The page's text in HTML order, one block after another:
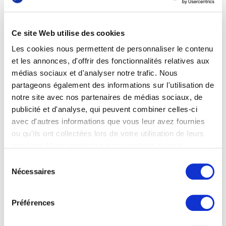
Ce site Web utilise des cookies
Les cookies nous permettent de personnaliser le contenu
et les annonces, d'offrir des fonctionnalités relatives aux
médias sociaux et d'analyser notre trafic. Nous
partageons également des informations sur l'utilisation de
notre site avec nos partenaires de médias sociaux, de
publicité et d'analyse, qui peuvent combiner celles-ci
avec d'autres informations que vous leur avez fournies
ou qu'ils ont collectées lors de votre utilisation de leurs
Nécessaires
Préférences
cible, etc. Le SEO est certes indispensable pour
permet d’accélérer grandement le processus. Il
ne faut pas voir le SEA comme une dépense,
mais comme un véritable investissement. Il
vous permet d’avoir une visibilité rapide, là où
le référencement naturel peut prendre plus de
temps à faire effet.
les leviers SEO et SEA permettent de couvrir
Quels sont les principaux freins que